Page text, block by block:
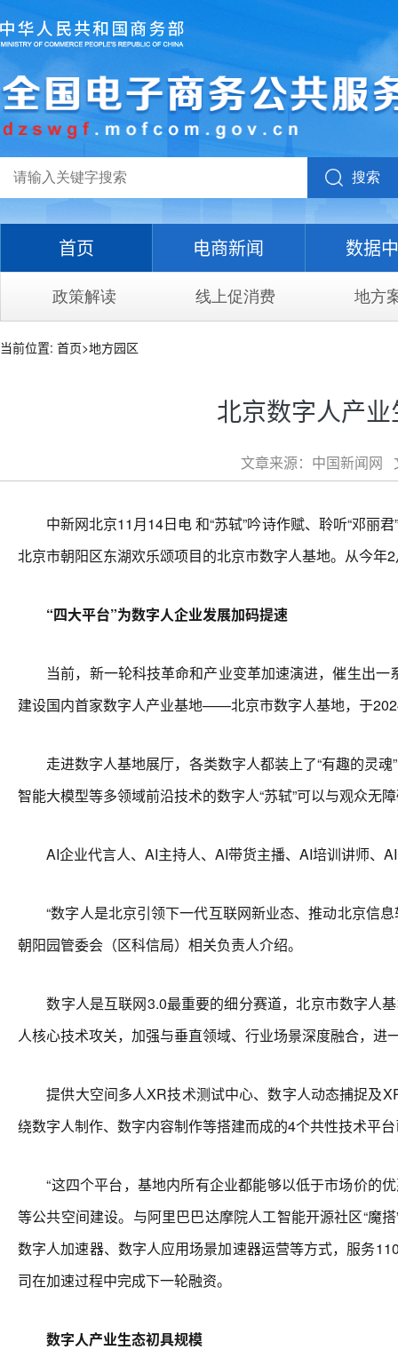
搜索
首页 电商新闻 数据
政策解读 线上促消费 地方
当前位置: 首页>地方园区
北京数字人产
文章来源：中国新闻网
中新网北京11月14日电 和“苏轼”吟诗作赋、聆听“邓丽
北京市朝阳区东湖欢乐颂项目的北京市数字人基地。从今
“四大平台”为数字人企业发展加码提速
当前，新一轮科技革命和产业变革加速演进，催生出一
建设国内首家数字人产业基地——北京市数字人基地，于
走进数字人基地展厅，各类数字人都装上了“有趣的灵魂
智能大模型等多领域前沿技术的数字人“苏轼”可以与观众无
AI企业代言人、AI主持人、AI带货主播、AI培训讲师、
“数字人是北京引领下一代互联网新业态、推动北京信息
朝阳园管委会（区科信局）相关负责人介绍。
数字人是互联网3.0最重要的细分赛道，北京市数字人基
人核心技术攻关，加强与垂直领域、行业场景深度融合，
提供大空间多人XR技术测试中心、数字人动态捕捉及
绕数字人制作、数字内容制作等搭建而成的4个共性技术平
“这四个平台，基地内所有企业都能够以低于市场价的优
等公共空间建设。与阿里巴巴达摩院人工智能开源社区“魔
数字人加速器、数字人应用场景加速器运营等方式，服务
司在加速过程中完成下一轮融资。
数字人产业生态初具规模